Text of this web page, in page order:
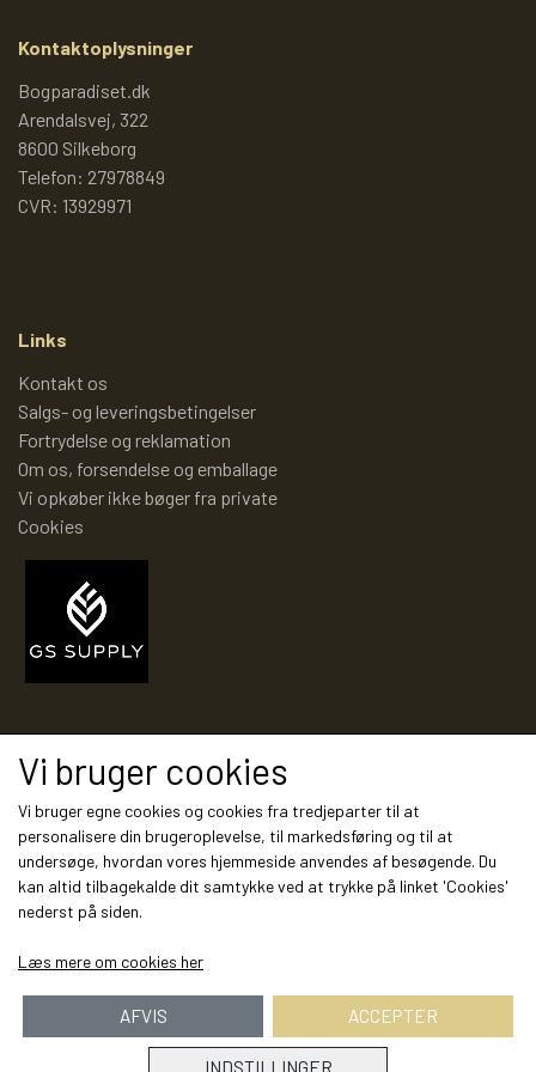
PIXI 500 - 599
PIXI 600 - 699
PIXI 900 - 999
PIXI 1000 - 1099
PIXIBØGER UDEN NUMMER
SPECIELLE DANSKE PIXI
PIXIBOG MALE- OG
ÆLLEBÆLLE BØGER
ÆLLEBÆLLEBØGER 1 - 99
ÆLLEBÆLLEBØGER I HARDBACK 277
ÆLLEBÆLLEBØGER UDEN NUMMER
Kontaktoplysninger
Bogparadiset.dk
Arendalsvej, 322
8600 Silkeborg
Telefon: 27978849
CVR: 13929971
Links
Kontakt os
Salgs- og leveringsbetingelser
Fortrydelse og reklamation
Om os, forsendelse og emballage
Vi opkøber ikke bøger fra private
Cookies
Modtag vores nyhedsbrev via e-mail
Tilmeld
Sociale medier
Vi bruger cookies
Vi bruger egne cookies og cookies fra tredjeparter til at
personalisere din brugeroplevelse, til markedsføring og til at
undersøge, hvordan vores hjemmeside anvendes af besøgende. Du
kan altid tilbagekalde dit samtykke ved at trykke på linket 'Cookies'
nederst på siden.
Læs mere om cookies her
INDSTILLINGER
AFVIS ACCEPTER